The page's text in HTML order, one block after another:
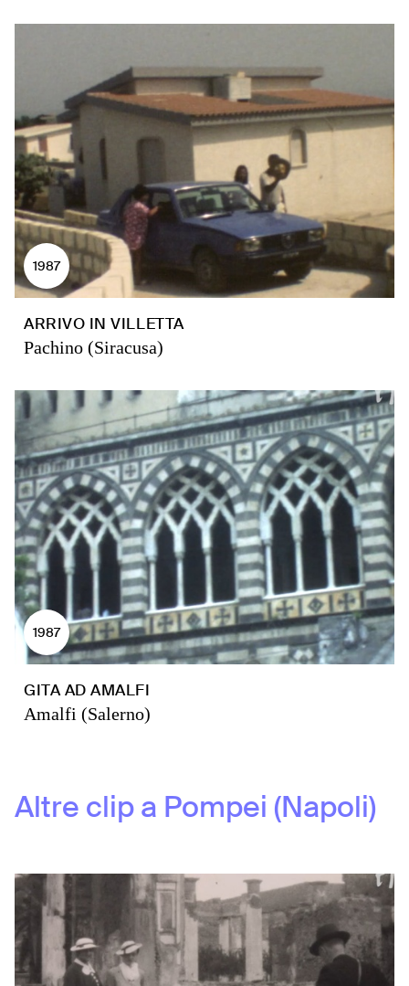
1987
ARRIVO IN VILLETTA
Pachino (Siracusa)
1987
GITA AD AMALFI
Amalfi (Salerno)
Altre clip a Pompei (Napoli)